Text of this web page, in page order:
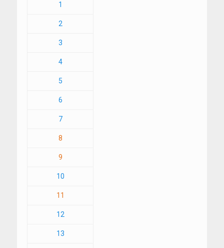
1
2
3
4
5
6
7
8
9
10
11
12
13